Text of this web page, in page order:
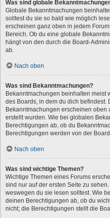
Was sind globale
Globale Bekanntmachungen
solltest du sie so bald wie möglich
erscheinen ganz oben in jedem
Bereich. Ob du eine globale
hängt von den durch die Board-
ab.
Nach oben
Was sind Bekanntmachungen?
Bekanntmachungen beinhalten meist
des Boards, in dem du dich befindest.
Bekanntmachungen erscheinen oben
erstellt wurden. Wie bei globalen
Berechtigungen ab, ob du
Berechtigungen werden von der
Nach oben
Was sind wichtige Themen?
Wichtige Themen eines Forums
sind nur auf der ersten Seite zu
weswegen du sie lesen solltest. Wie
deinen Berechtigungen ab, ob du
nicht; die Berechtigungen stellt die